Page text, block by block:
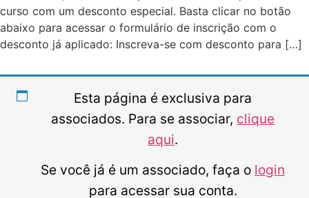
curso com um desconto especial. Basta clicar no botão
abaixo para acessar o formulário de inscrição com o
desconto já aplicado: Inscreva-se com desconto para […]
Esta página é exclusiva para
associados. Para se associar, clique
aqui.
Se você já é um associado, faça o login
para acessar sua conta.